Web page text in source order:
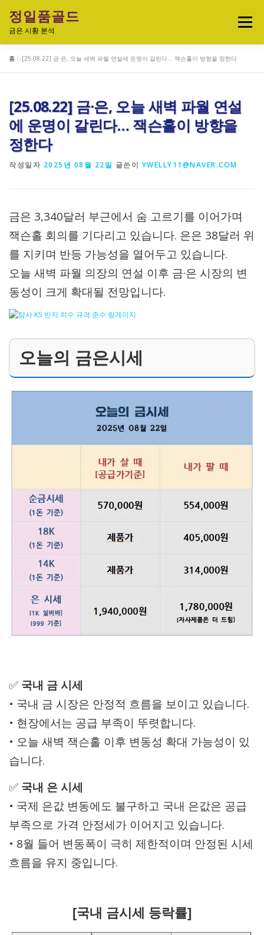
정일품골드
금은 시황 분석
메뉴
오늘의 금은시세 분석 금은 투자정보
금·은 차트 & 전략
홈 »[25.08.22] 금·은, 오늘 새벽 파월 연설에 운명이 갈린다… 잭슨홀이 방향을 정한다
[25.08.22] 금·은, 오늘 새벽 파월 연설
에 운명이 갈린다… 잭슨홀이 방향을
정한다
작성일자 2025년 08월 22일 글쓴이 YWELLY11@NAVER.COM
금은 3,340달러 부근에서 숨 고르기를 이어가며
잭슨홀 회의를 기다리고 있습니다. 은은 38달러 위
를 지키며 반등 가능성을 열어두고 있습니다.
오늘 새벽 파월 의장의 연설 이후 금·은 시장의 변
동성이 크게 확대될 전망입니다.
오늘의 금은시세
✅ 국내 금 시세
• 국내 금 시장은 안정적 흐름을 보이고 있습니다.
• 현장에서는 공급 부족이 뚜렷합니다.
• 오늘 새벽 잭슨홀 이후 변동성 확대 가능성이 있
습니다.
✅ 국내 은 시세
• 국제 은값 변동에도 불구하고 국내 은값은 공급
부족으로 가격 안정세가 이어지고 있습니다.
• 8월 들어 변동폭이 극히 제한적이며 안정된 시세
흐름을 유지 중입니다.
[국내 금시세 등락률]